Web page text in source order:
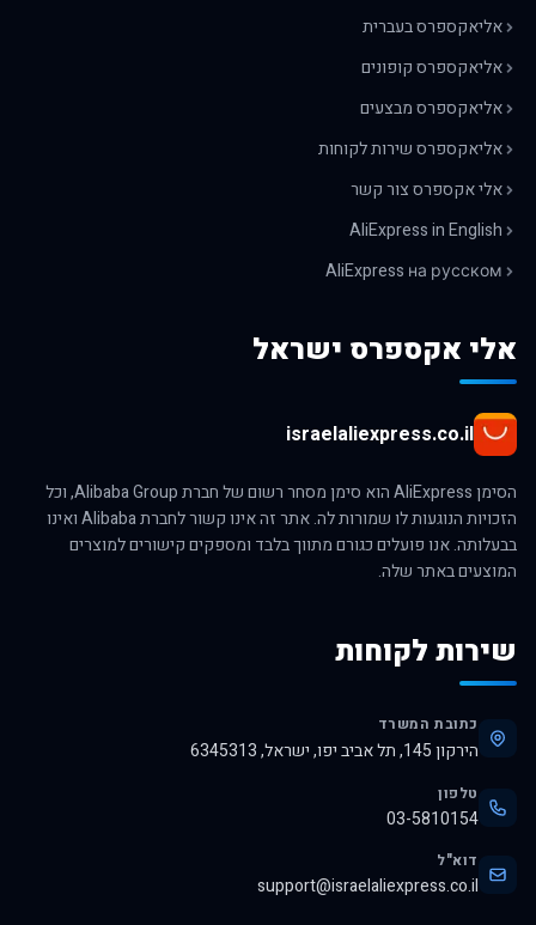
אליאקספרס בעברית
אליאקספרס קופונים
אליאקספרס מבצעים
אליאקספרס שירות לקוחות
אלי אקספרס צור קשר
AliExpress in English
AliExpress на русском
אלי אקספרס ישראל
israelaliexpress.co.il
הסימן AliExpress הוא סימן מסחר רשום של חברת Alibaba Group, וכל
הזכויות הנוגעות לו שמורות לה. אתר זה אינו קשור לחברת Alibaba ואינו
בבעלותה. אנו פועלים כגורם מתווך בלבד ומספקים קישורים למוצרים
המוצעים באתר שלה.
שירות לקוחות
כתובת המשרד
הירקון 145, תל אביב יפו, ישראל, 6345313
טלפון
03-5810154
דוא"ל
support@israelaliexpress.co.il